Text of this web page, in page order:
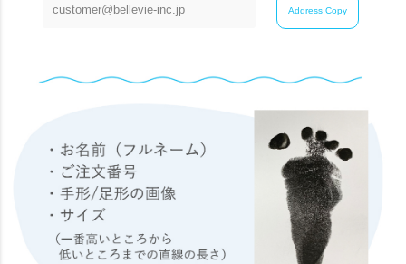
Address Copy